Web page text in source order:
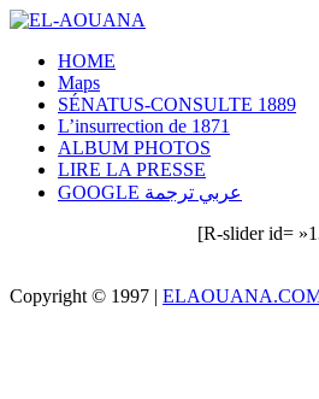
HOME
Maps
SÉNATUS-CONSULTE 1889
L’insurrection de 1871
ALBUM PHOTOS
LIRE LA PRESSE
GOOGLE عربي ترجمة
[R-slider id=
Copyright © 1997 |